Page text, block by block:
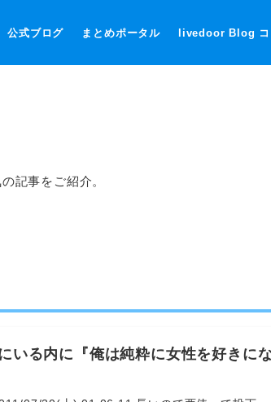
公式ブログ まとめポータル livedoor Blog コ
記事をご紹介。
いる内に『俺は純粋に女性を好きに
え「俺と付き合ってもらえませんか